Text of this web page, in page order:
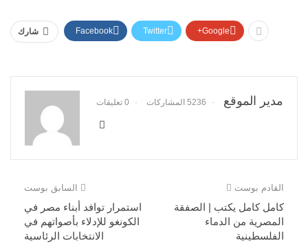
شارك Facebook Twitter Google+
مدير الموقع 5236 المشاركات 0 تعليقات
السابق بوست
استمرار توافد أبناء مصر في
الكونغو للإدلاء بأصواتهم في
الانتخابات الرئاسية
القادم بوست
كامل كامل يكتب | الصفقة
المصرية من الدماء
الفلسطينية